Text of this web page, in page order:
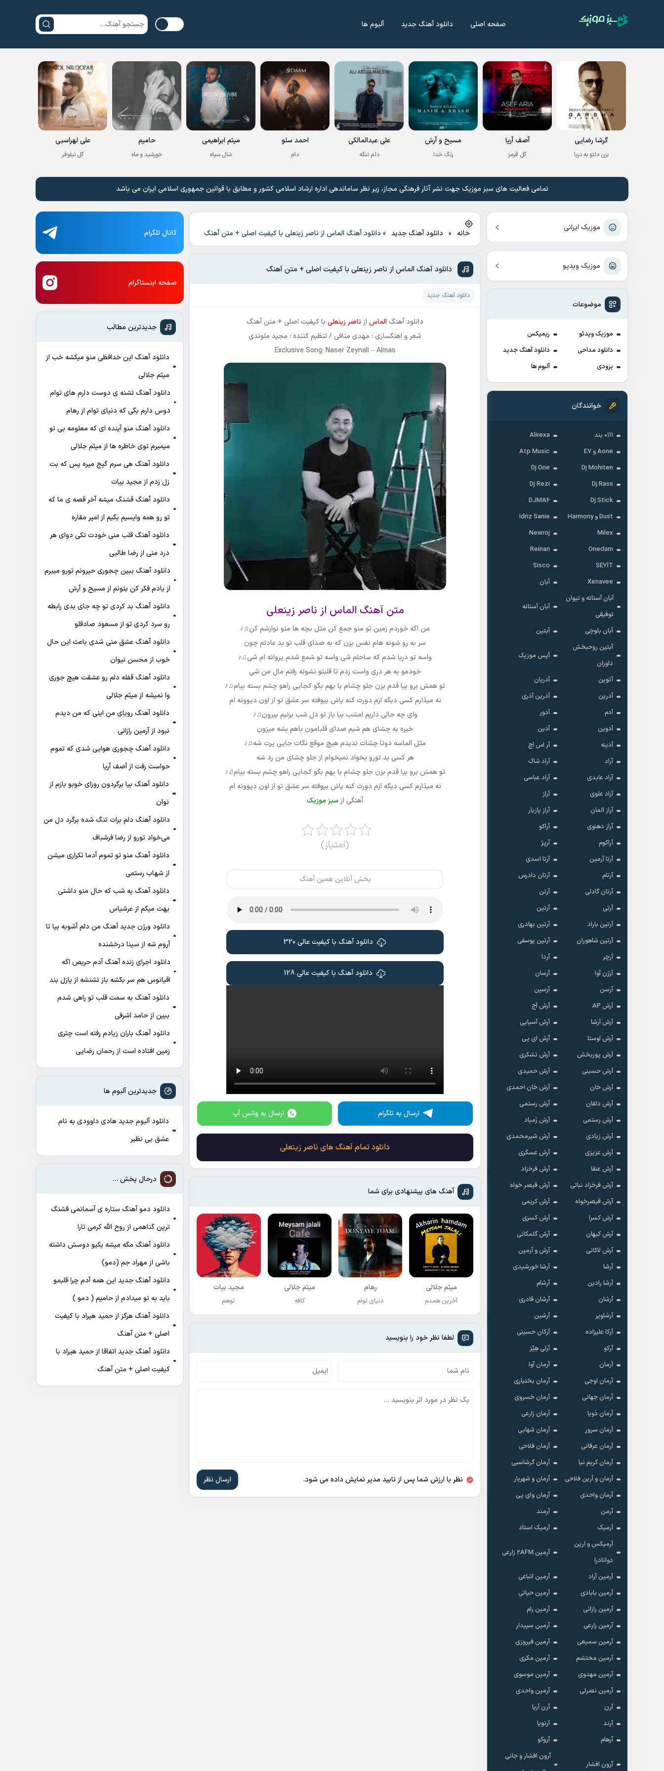
صفحه اصلی دانلود آهنگ جدید آلبوم ها
گرشا رضایی
بزن دلتو به دریا
آصف آریا
گل قرمز
مسیح و آرش
رنگ خدا
علی عبدالمالکی
دلم تنگه
احمد سلو
دام
میثم ابراهیمی
شال سیاه
حامیم
خورشید و ماه
علی لهراسبی
گل نیلوفر
تمامی فعالیت های سبز موزیک جهت نشر آثار فرهنگی مجاز، زیر نظر ساماندهی اداره ارشاد اسلامی کشور و مطابق با قوانین جمهوری اسلامی ایران می باشد
موزیک ایرانی
موزیک ویدیو
موضوعات
موزیک ویدئو
ریمیکس
دانلود مداحی
دانلود آهنگ جدید
بزودی
آلبوم ها
خوانندگان
۰۱۱۱ بند
Alirexa
Aone و E7
Atp Music
Dj Mohiten
Dj One
Dj Rass
Dj Rezi
Dj Stick
DJMA6
Dust و Harmony
Idriz Sanie
Milex
Newroj
Onedam
Reinari
SEYİT
Sisco
Xenavee
آبان
آبان آستاته و تیوان
توفیقی
آبان آستانه
آبان بلوچی
آبتین
آبتین روحبخش
داوران
آپس موزیک
آتوین
آدریان
آدرین
آدرین آذری
آدم
آدور
آدوین
آدین
آدینه
آر اس اچ
آراد
آراد شاک
آراد عابدی
آراد عباسی
آراد علوی
آراز
آراز المان
آراز پازیار
آراز دهنوی
آراکو
آراکوم
آرپژ
آرتا آرمین
آرتا اسدی
آرتام
آرتان دادرس
آرتان گادلی
آرتن
آرتی
آرتین
آرتین باراد
آرتین بهادری
آرتین شاهوران
آرتین یوسفی
آرچر
آردا
آرژن آوا
آرسان
آرسن
آرسین
آرش AP
آرش آج
آرش آرشا
آرش آسیایی
آرش اوستا
آرش ای پی
آرش پوربخش
آرش تشکری
آرش حسینی
آرش حمیدی
آرش خان
آرش خان احمدی
آرش دلفان
آرش رستمى
آرش رستمی
آرش زَمیاد
آرش زیادی
آرش شیرمحمدی
آرش عزیزی
آرش عسگری
آرش عنقا
آرش فرخزاد
آرش فرخزاد نباتی
آرش قیصر خواه
آرش قیصرخواه
آرش کریمی
آرش کسرا
آرش کسری
آرش کیهان
آرش گلمکانی
آرش لاکانی
آرش و آرمین
آرشا
آرشا خورشیدی
آرشا رادین
آرشام
آرشان
آرشان قادری
آرشاویر
آرشین
آرکا علیزاده
آرکان حسینی
آرکو
آرلی هِیْز
آرمان
آرمان آوا
آرمان اوجی
آرمان بختیاری
آرمان جهانی
آرمان خسروی
آرمان ذویا
آرمان زارعی
آرمان سرور
آرمان شهابی
آرمان عرفانی
آرمان فلاحی
آرمان کریم نیا
آرمان گرشاسبی
آرمان و آرین فلاحی
آرمان و شهریار
آرمان واحدی
آرمان وای پی
آرمن
آرمند
آرمیک
آرمیک استاد
آرمیکس و ارین
دوانادرا
آرمین 2AFM زارعی
آرمین آراد
آرمین اتباعی
آرمین بابادی
آرمین حیاتی
آرمین رازانی
آرمین رام
آرمین زارعی
آرمین سپیدار
آرمین سمیعی
آرمین فیروزی
آرمین محتشم
آرمین مکری
آرمین مهدوی
آرمین موسوی
آرمین نصرتی
آرمین واحدی
آرن
آرن آریا
آرند
آرنویا
آرهام
آروکو
آرون افشار
آرون افشار و جانی
خانه » دانلود آهنگ جدید » دانلود آهنگ الماس از ناصر زینعلی با کیفیت اصلی + متن آهنگ
دانلود آهنگ الماس از ناصر زینعلی با کیفیت اصلی + متن آهنگ
دانلود آهنگ جدید
دانلود آهنگ الماس از ناصر زینعلی با کیفیت اصلی + متن آهنگ
شعر و اهنگسازی : مهدی منافی / تنظیم کننده : مجید ملوندی
Exclusive Song: Naser Zeynali – Almas
متن آهنگ الماس از ناصر زینعلی
من اگه خوردم زمین تو منو جمع کن مثل بچه ها منو نوازشم کن♫♪
سر به رو شونه هام نفس بزن که به صدای قلب تو بد عادتم چون
واسه تو دریا شدم که ساحلم شی واسه تو شمع شدم پروانه ام شی♫♪
خودمو به هر دری واست زدم تا قلبتو نشونه رفتم مال من شی
تو همش برو بیا قدم بزن جلو چشام یا بهم بگو کجایی راهو چشم بسته بیام♫♪
نه میذارم کسی دیگه ازم دورت کنه پاش بیوفته سر عشق تو از اون دیوونه ام
وای چه حالی داریم امشب بیا باز تو دل شب بزنیم بیرون♫♪
خیره به چشای هم شیم صدای قلبامون باهم بشه میزون
مثل الماسه دوتا چشات ندیدم هیچ موقع نگات جایی پرت شه♫♪
هر کسی بد تورو بخواد نمیخوام از جلو چشای من رد شه
تو همش برو بیا قدم بزن جلو چشام یا بهم بگو کجایی راهو چشم بسته بیام♫♪
نه میذارم کسی دیگه ازم دورت کنه پاش بیوفته سر عشق تو از اون دیوونه ام
آهنگی از سبز موزیک
(امتیاز)
پخش آنلاین همین آهنگ
دانلود آهنگ با کیفیت عالی 320
دانلود آهنگ با کیفیت عالی 128
ارسال به تلگرام ارسال به واتس آپ
دانلود تمام آهنگ های ناصر زینعلی
آهنگ های پیشنهادی برای شما
میثم جلالی
آخرین همدم
رهام
دنیای توام
میثم جلالی
کافه
مجید بیات
توهم
لطفا نظر خود را بنویسید
نظر با ارزش شما پس از تایید مدیر نمایش داده می شود.
کانال تلگرام
صفحه اینستاگرام
جدیدترین مطالب
دانلود آهنگ این خدافظی منو میکشه خب از
میثم جلالی
دانلود آهنگ تشنه ی دوست دارم های توام
دوس دارم بگی که دنیای توام از رهام
دانلود آهنگ منو آینده ای که معلومه بی تو
میمیرم توی خاطره ها از میثم جلالی
دانلود آهنگ هی سرم گیج میره‌ پس که بت
زل زدم از مجید بیات
دانلود آهنگ ﻗﺸﻨﮓ ﻣﻴﺸﻪ آﺧﺮ ﻗﺼﻪ ی ﻣﺎ ﻛﻪ
ﺗﻮ رو ﻫﻤﻪ واﻳﺴﻴﻢ ﺑﮕﻴﻢ از امیر مقاره
دانلود آهنگ قلب منی خودت تکی دوای هر
درد منی از رضا طالبی
دانلود آهنگ ببین چجوری حیرونم تورو میبرم
از یادم فکر کن بتونم از مسیح و آرش
دانلود آهنگ بد کردی تو چه جای بدی رابطه
رو سرد کردی تو از مسعود صادقلو
دانلود آهنگ عشق منی شدی باعث این حال
خوب از محسن نیوان
دانلود آهنگ قفله دلم رو عشقت هیچ جوری
وا نمیشه از میثم جلالی
دانلود آهنگ رویای من اینی که من دیدم
نبود از آرمین رازانی
دانلود آهنگ ﭼﺠﻮری ﻫﻮاﻳﻰ ﺷﺪی ﻛﻪ ﺗﻤﻮم
ﺣﻮاﺳﺖ رﻓﺖ از آصف آریا
دانلود آهنگ بیا برگردون روزای خوبو بازم از
نوان
دانلود آهنگ دلم برات تنگ شده برگرد دل من
می‌خواد تورو از رضا فرشباف
دانلود آهنگ منو تو تموم آدما تکراری میشن
از شهاب رستمی
دانلود آهنگ ﻳﻪ ﺷﺐ ﻛﻪ ﺣﺎل ﻣﻨﻮ داﺷﺘﻰ
ﺑﻬﺖ میگم از عرشیاس
دانلود ورژن جدید آهنگ من دلم آشوبه بیا تا
آروم شه از سینا درخشنده
دانلود اجرای زنده آهنگ آدم حریص اگه
اقیانوس هم سر بکشه باز تشنشه از پازل بند
دانلود آهنگ به سمت قلب تو راهی شدم
ببین از حامد اشرفی
دانلود آهنگ باران زیادم رفته است چتری
زمین افتاده است از رحمان رضایی
جدیدترین آلبوم ها
دانلود آلبوم جدید هادی داوودی به نام
عشق بی نظیر
درحال پخش ...
دانلود دمو آهنگ ﺳﺘﺎره ی آﺳﻤﺎﻧﻤﻰ ﻗﺸﻨﮓ
ﺗﺮﻳﻦ ﮔﻨﺎﻫﻤﻰ از روح الله کرمی تارا
دانلود آهنگ مگه میشه یکیو دوسش داشته
باشی از مهراد جم (دمو)
دانلود آهنگ جدید این همه آدم چرا قلبمو
باید به تو میدادم از حامیم ( دمو )
دانلود آهنگ هرگز از حمید هیراد با کیفیت
اصلی + متن آهنگ
دانلود آهنگ جدید اتفاقا از حمید هیراد با
کیفیت اصلی + متن آهنگ